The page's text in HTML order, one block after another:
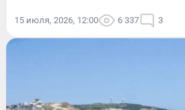
15 июля, 2026, 12:00 6 337 3